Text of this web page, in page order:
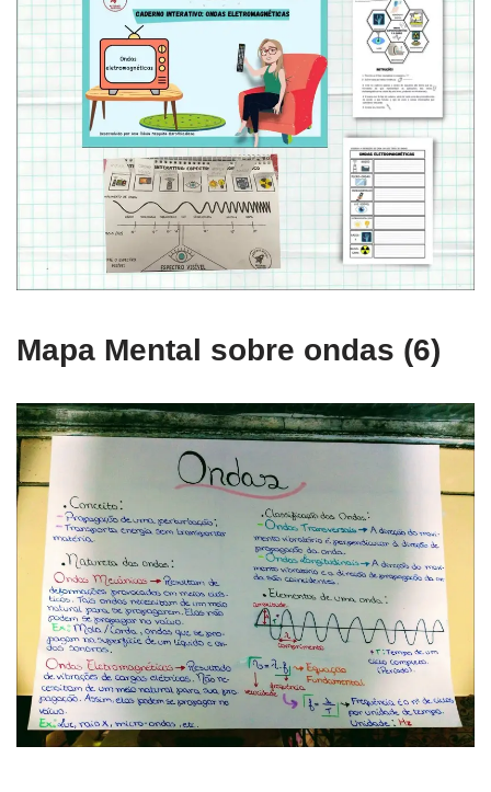
Mapa Mental sobre ondas (6)